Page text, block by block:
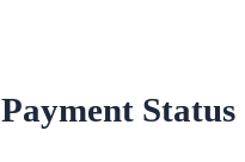
Payment Status